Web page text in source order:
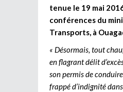
tenue le 19 mai
conférences du
Transports, à
« Désormais, tout
en flagrant délit
son permis de
frappé d’indignité